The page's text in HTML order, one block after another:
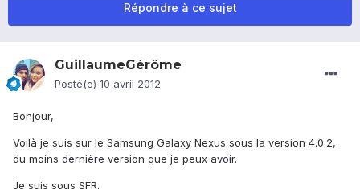
Répondre à ce sujet
GuillaumeGérôme
Posté(e) 10 avril 2012
Bonjour,
Voilà je suis sur le Samsung Galaxy Nexus sous la version 4.0.2,
du moins dernière version que je peux avoir.
Je suis sous SFR.